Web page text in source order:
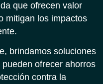
que ofrecen valor
mitigan los impactos
brindamos soluciones
ofrecer ahorros
contra la